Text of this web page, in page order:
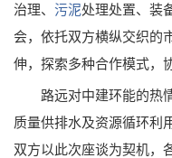
治理、 污泥处理处置、装
会，依托双方横纵交织的
伸，探索多种合作模式，
路远对中建环能的热情
质量供排水及资源循环利
双方以此次座谈为契机，